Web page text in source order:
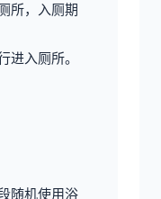
所，入厕期
进入厕所。
随机使用浴